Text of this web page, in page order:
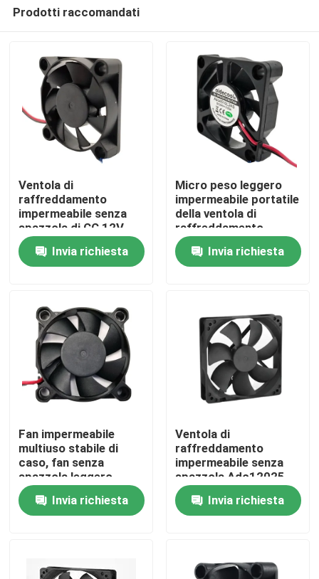
Casa
Prodotti
Chi siamo
Controllo di qualità
Contattaci
Fan del ventilatore di raffreddamento
Ventola di raffreddamento assiale di CC
Prodotti raccomandati
Ventola di
raffreddamento
impermeabile senza
spazzola di CC 12V,
CC pratica del fan 12V
del CPU di
45x45x10mm
Invia richiesta
Micro peso leggero
impermeabile portatile
della ventola di
raffreddamento
45x45x10MM
Invia richiesta
Fan impermeabile
multiuso stabile di
caso, fan senza
spazzola leggero
12VDC
Invia richiesta
Ventola di
raffreddamento
impermeabile senza
spazzola Adc12025
12V 24V per il CPU del
computerInvia richiesta